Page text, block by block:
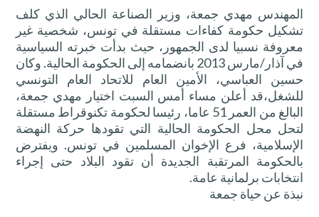
المهندس مهدي جمعة، وزير الصناعة الحالي الذي كلف
تشكيل حكومة كفاءات مستقلة في تونس، شخصية غير
معروفة نسبيا لدى الجمهور، حيث بدأت خبرته السياسية
في آذار/مارس 2013 بانضمامه إلى الحكومة الحالية. وكان
حسين العباسي، الأمين العام للاتحاد العام التونسي
للشغل،قد أعلن مساء أمس السبت اختيار مهدي جمعة،
البالغ من العمر 51 عاما، رئيسا لحكومة تكنوقراط مستقلة
لتحل محل الحكومة الحالية التي تقودها حركة النهضة
الإسلامية، فرع الإخوان المسلمين في تونس. ويفترض
بالحكومة المرتقبة الجديدة أن تقود البلاد حتى إجراء
انتخابات برلمانية عامة.
نبذة عن حياة جمعة